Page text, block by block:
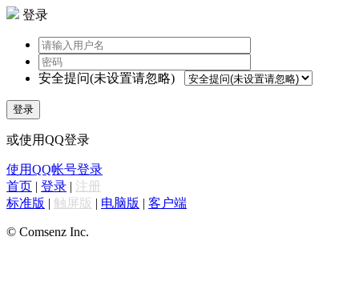
登录
安全提问(未设置请忽略)
登录
或使用QQ登录
使用QQ帐号登录
首页 | 登录 | 注册
标准版 | 触屏版 | 电脑版 | 客户端
© Comsenz Inc.